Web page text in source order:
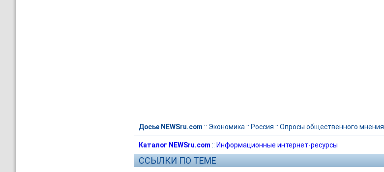
Досье NEWSru.com :: Экономика :: Россия :: Опросы общественного мнения
Каталог NEWSru.com :: Информационные интернет-ресурсы
ССЫЛКИ ПО ТЕМЕ